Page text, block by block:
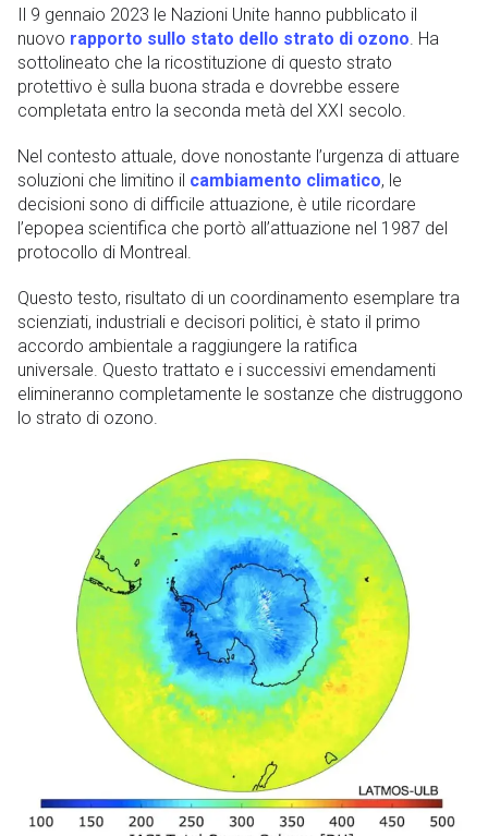
Il 9 gennaio 2023 le Nazioni Unite hanno pubblicato il
nuovo rapporto sullo stato dello strato di ozono. Ha
sottolineato che la ricostituzione di questo strato
protettivo è sulla buona strada e dovrebbe essere
completata entro la seconda metà del XXI secolo.
Nel contesto attuale, dove nonostante l’urgenza di attuare
soluzioni che limitino il cambiamento climatico, le
decisioni sono di difficile attuazione, è utile ricordare
l’epopea scientifica che portò all’attuazione nel 1987 del
protocollo di Montreal.
Questo testo, risultato di un coordinamento esemplare tra
scienziati, industriali e decisori politici, è stato il primo
accordo ambientale a raggiungere la ratifica
universale. Questo trattato e i successivi emendamenti
elimineranno completamente le sostanze che distruggono
lo strato di ozono.